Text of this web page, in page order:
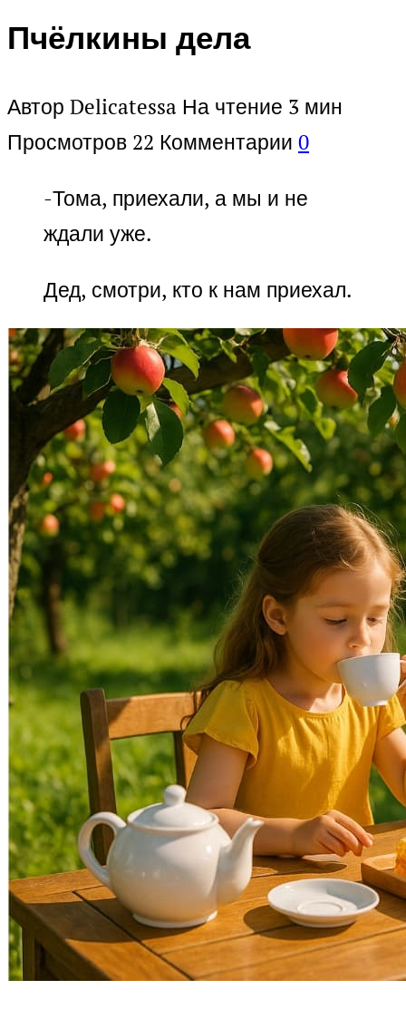
Пчёлкины дела
Автор Delicatessa На чтение 3 мин
Просмотров 22 Комментарии 0
-Тома, приехали, а мы и не
ждали уже.
Дед, смотри, кто к нам приехал.